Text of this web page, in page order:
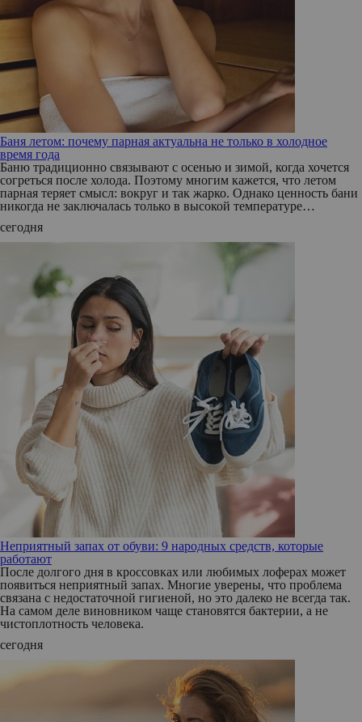
Баня летом: почему парная актуальна не только в холодное
время года
Баню традиционно связывают с осенью и зимой, когда хочется
согреться после холода. Поэтому многим кажется, что летом
парная теряет смысл: вокруг и так жарко. Однако ценность бани
никогда не заключалась только в высокой температуре…
сегодня
Неприятный запах от обуви: 9 народных средств, которые
работают
После долгого дня в кроссовках или любимых лоферах может
появиться неприятный запах. Многие уверены, что проблема
связана с недостаточной гигиеной, но это далеко не всегда так.
На самом деле виновником чаще становятся бактерии, а не
чистоплотность человека.
сегодня